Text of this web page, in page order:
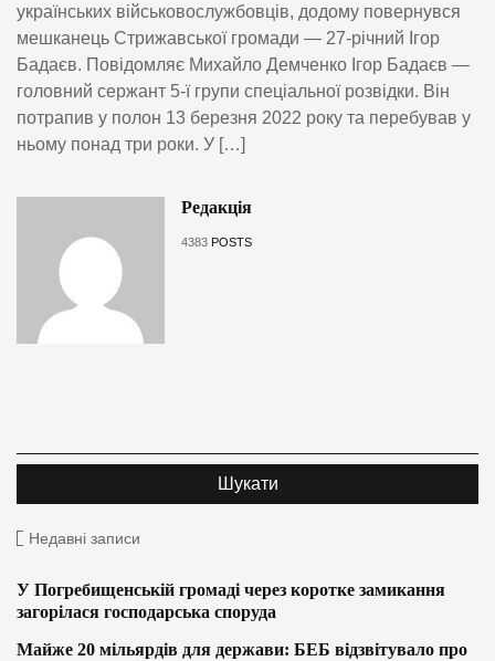
українських військовослужбовців, додому повернувся
мешканець Стрижавської громади — 27-річний Ігор
Бадаєв. Повідомляє Михайло Демченко Ігор Бадаєв —
головний сержант 5-ї групи спеціальної розвідки. Він
потрапив у полон 13 березня 2022 року та перебував у
ньому понад три роки. У […]
Редакція
4383 POSTS
Недавні записи
У Погребищенській громаді через коротке замикання
загорілася господарська споруда
Майже 20 мільярдів для держави: БЕБ відзвітувало про